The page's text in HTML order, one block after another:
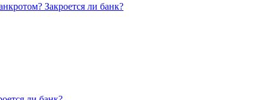
Закроется ли банк?